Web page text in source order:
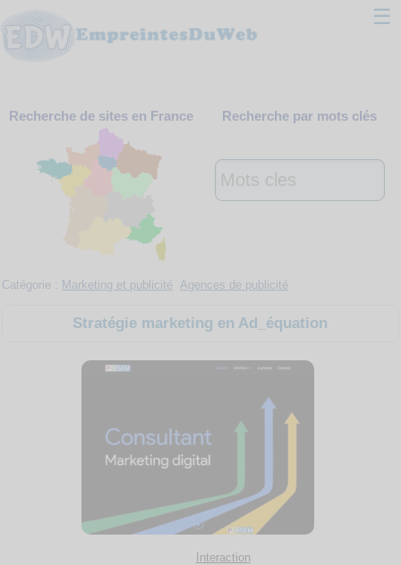
☰
Webmaster
Contact
Support
Recherche de sites en France Recherche par mots clés
Catégorie : Marketing et publicité Agences de publicité
Stratégie marketing en Ad_équation
Interaction